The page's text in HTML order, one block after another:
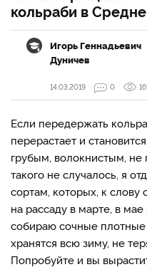
кольраби в
Игорь Геннадьевич
Дуничев
14.03.2019
0
Если передержать
перерастает и
грубым, волокнистым,
такого не случалось, я
сортам, которых, к слову
на рассаду в марте, в
собираю сочные
хранятся всю зиму, не
Попробуйте и вы